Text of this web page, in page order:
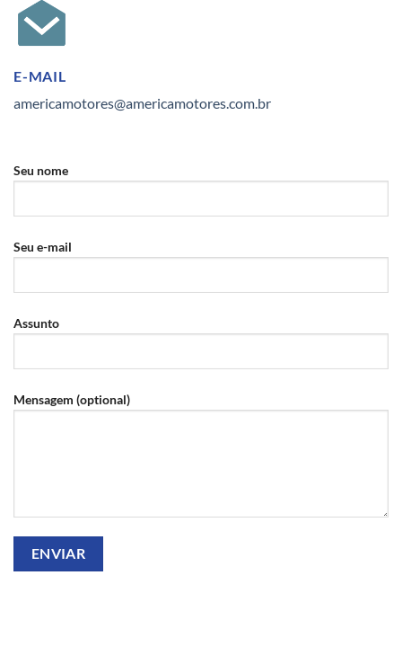
E-MAIL
americamotores@americamotores.com.br
Seu nome
Seu e-mail
Assunto
Mensagem (optional)